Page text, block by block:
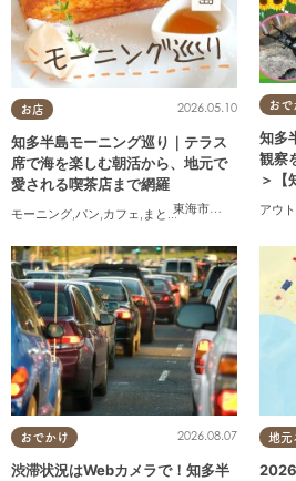
お店
東海市知多市 阿久比
2026.05.10
知多半島モーニング巡り｜テラス
席で海を楽しむ朝活から、地元で
愛される喫茶店まで網羅
モーニング,パン,カフェ, まとめ記事 , コスパ抜群
おで
知多
観察
＞【
アウ
おでかけ 2026.08.07
渋滞状況はWebカメラで！知多半
地元
2026